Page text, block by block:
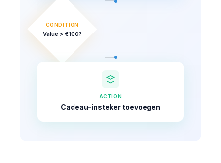
CONDITION
Value > €100?
ACTION
Cadeau-insteker toevoegen